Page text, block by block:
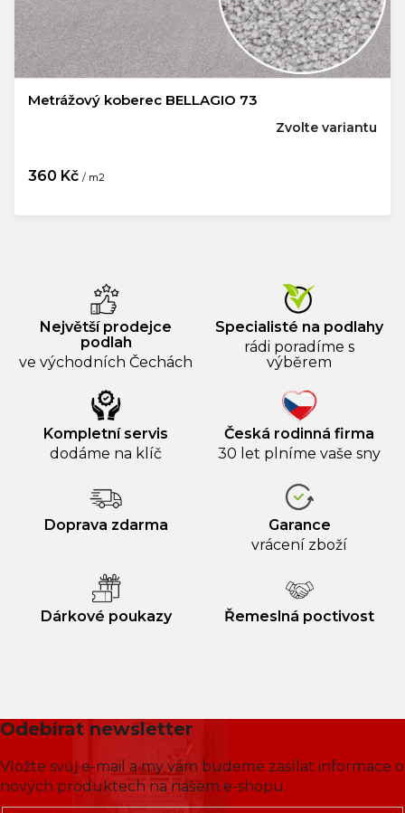
Metrážový koberec BELLAGIO 73
360 Kč / m2
Zvolte variantu
Největší prodejce
podlah
ve východních Čechách
Specialisté na podlahy
rádi poradíme s
výběrem
Kompletní servis
dodáme na klíč
Česká rodinná firma
30 let plníme vaše sny
Doprava zdarma
Garance
vrácení zboží
Dárkové poukazy Řemeslná poctivost
Odebírat newsletter
Vložte svůj e-mail a my vám budeme zasílat informace o
nových produktech na našem e-shopu.